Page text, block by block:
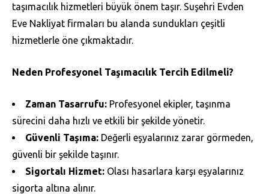
taşımacılık hizmetleri büyük önem taşır. Suşehri Evden
Eve Nakliyat firmaları bu alanda sundukları çeşitli
hizmetlerle öne çıkmaktadır.
Neden Profesyonel Taşımacılık Tercih Edilmeli?
Zaman Tasarrufu: Profesyonel ekipler, taşınma
sürecini daha hızlı ve etkili bir şekilde yönetir.
Güvenli Taşıma: Değerli eşyalarınız zarar görmeden,
güvenli bir şekilde taşınır.
Sigortalı Hizmet: Olası hasarlara karşı eşyalarınız
sigorta altına alınır.